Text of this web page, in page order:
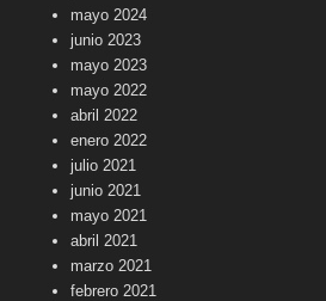
mayo 2024
junio 2023
mayo 2023
mayo 2022
abril 2022
enero 2022
julio 2021
junio 2021
mayo 2021
abril 2021
marzo 2021
febrero 2021